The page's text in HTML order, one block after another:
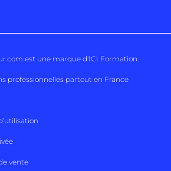
est une marque d'ICI Formation.
professionnelles partout en France
vente